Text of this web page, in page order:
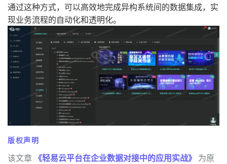
通过这种方式，可以高效地完成异构系统间的数据集成，实
现业务流程的自动化和透明化。
版权声明
该文章 《轻易云平台在企业数据对接中的应用实战》 为原